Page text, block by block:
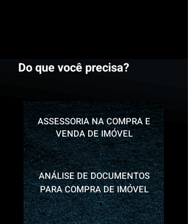
Do que você precisa?
ASSESSORIA NA COMPRA E
VENDA DE IMÓVEL
ANÁLISE DE DOCUMENTOS
PARA COMPRA DE IMÓVEL